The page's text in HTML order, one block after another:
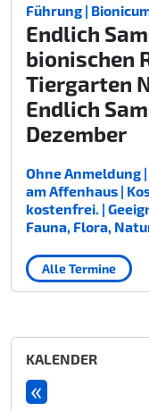
Führung |
Endlich
bionischen
Tiergarten
Endlich
Dezember
Ohne Anmeldung
am Affenhaus |
kostenfrei. |
Fauna, Flora,
Alle Termine
KALENDER
«